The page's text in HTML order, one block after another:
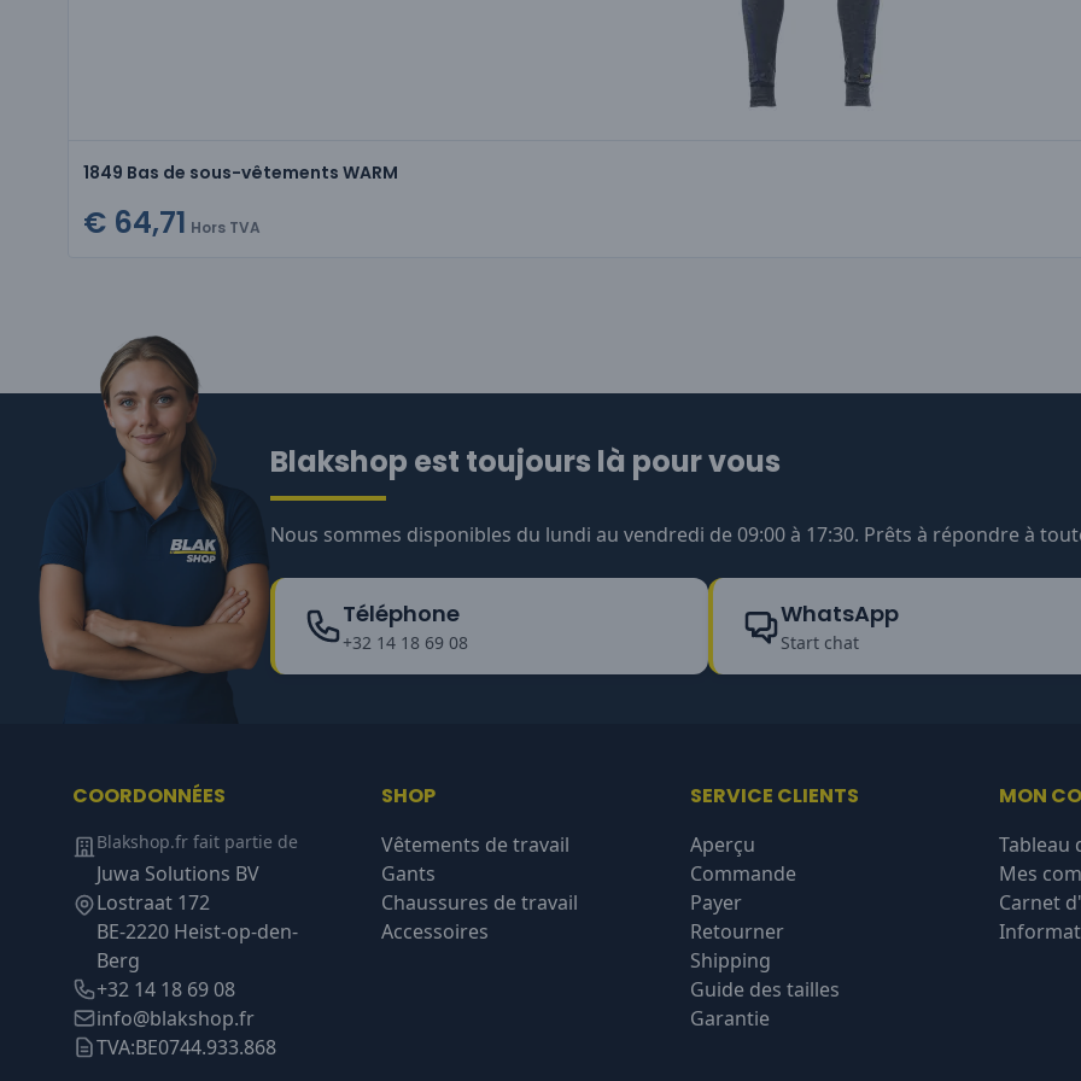
1849 Bas de sous-vêtements WARM
€ 64,71 Hors TVA
Blakshop est toujours là pour vous
Nous sommes disponibles du lundi au vendredi de 09:00 à 17:30. Prêts à répondre à
Téléphone
+32 14 18 69 08
WhatsApp
Start chat
COORDONNÉES
Blakshop.fr fait partie de
Juwa Solutions BV
Lostraat 172
BE-2220 Heist-op-den-
Berg
+32 14 18 69 08
info@blakshop.fr
TVA:BE0744.933.868
SHOP
Vêtements de travail
Gants
Chaussures de travail
Accessoires
SERVICE CLIENTS
Aperçu
Commande
Payer
Retourner
Shipping
Guide des tailles
Garantie
MON
Tableau
Mes
Carnet